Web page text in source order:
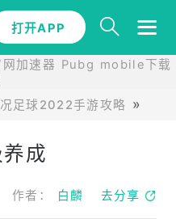
打开APP
加速器 Pubg mobile下载
足球2022手游攻略
成
作者： 白麟 去分享